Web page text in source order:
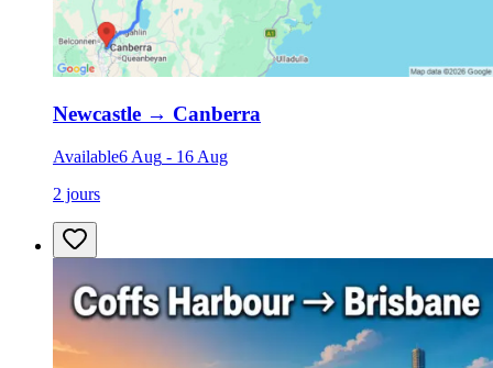
Newcastle → Canberra
Available6 Aug - 16 Aug
2 jours